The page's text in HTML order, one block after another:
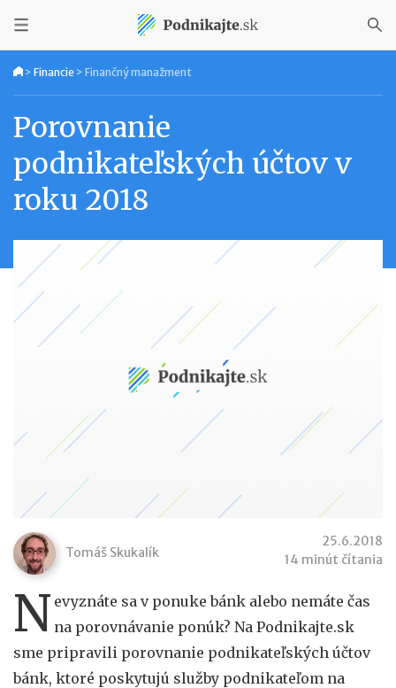
> Financie > Finančný manažment
Porovnanie
podnikateľských účtov v
roku 2018
Tomáš Skukalík
25.6.2018
14 minút čítania
N evyznáte sa v ponuke bánk alebo nemáte čas
na porovnávanie ponúk? Na Podnikajte.sk
sme pripravili porovnanie podnikateľských účtov
bánk, ktoré poskytujú služby podnikateľom na